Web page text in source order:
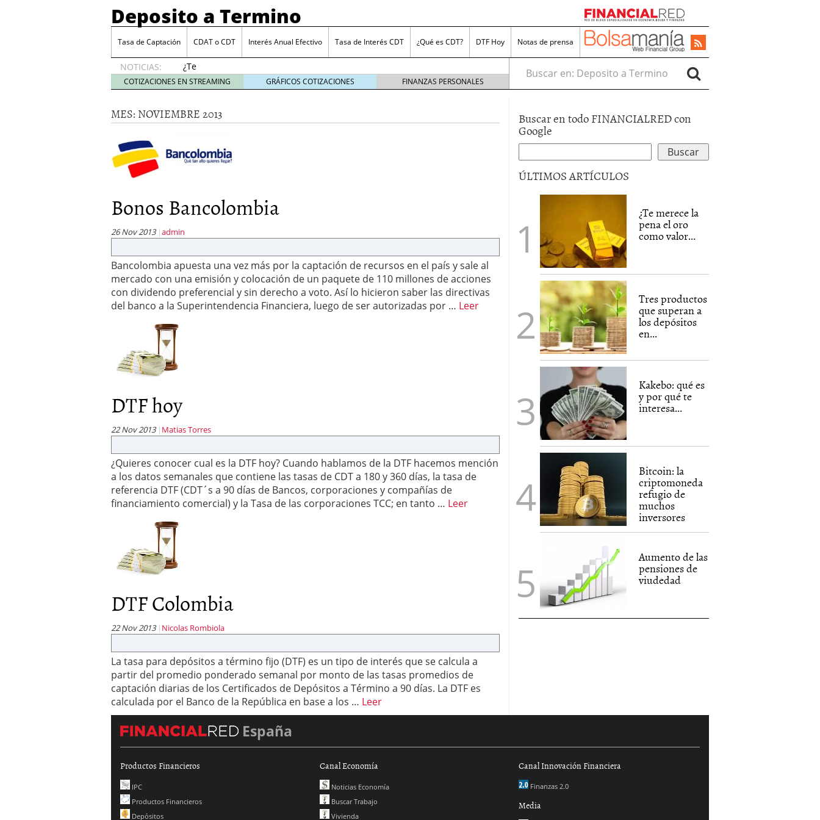
Deposito a Termino
Tasa de Captación CDAT o CDT Interés Anual Efectivo Tasa de Interés CDT ¿Qué es CDT? DTF Hoy Notas de prensa
NOTICIAS:
¿Te
merece
la pena
como
valor
octubre
31, 2024
Bitcoin: la criptomoneda refugio de muchos inversores
Aumento de las pensiones de viudedad
COTIZACIONES EN STREAMING GRÁFICOS COTIZACIONES FINANZAS PERSONALES
Buscar en:
MES: NOVIEMBRE 2013
Bonos Bancolombia
26 Nov 2013 admin
Bancolombia apuesta una vez más por la captación de recursos en el país y sale al
mercado con una emisión y colocación de un paquete de 110 millones de acciones
con dividendo preferencial y sin derecho a voto. Así lo hicieron saber las directivas
del banco a la Superintendencia Financiera, luego de ser autorizadas por … Leer
DTF hoy
22 Nov 2013 Matias Torres
¿Quieres conocer cual es la DTF hoy? Cuando hablamos de la DTF hacemos mención
a los datos semanales que contiene las tasas de CDT a 180 y 360 días, la tasa de
referencia DTF (CDT´s a 90 días de Bancos, corporaciones y compañías de
financiamiento comercial) y la Tasa de las corporaciones TCC; en tanto … Leer
DTF Colombia
22 Nov 2013 Nicolas Rombiola
La tasa para depósitos a término fijo (DTF) es un tipo de interés que se calcula a
partir del promedio ponderado semanal por monto de las tasas promedios de
captación diarias de los Certificados de Depósitos a Término a 90 días. La DTF es
calculada por el Banco de la República en base a los … Leer
Buscar en todo FINANCIALRED con
Google
ÚLTIMOS ARTÍCULOS
¿Te merece la
pena el oro
como valor...
Tres productos
que superan a
los depósitos
en...
Kakebo: qué es
y por qué te
interesa...
Bitcoin: la
criptomoneda
refugio de
muchos
inversores
Aumento de las
pensiones de
viudedad
España
Productos Financieros
IPC
Productos Financieros
Depósitos
Canal Economía
Noticias Economía
Buscar Trabajo
Vivienda
Canal Innovación Financiera
Finanzas 2.0
Media